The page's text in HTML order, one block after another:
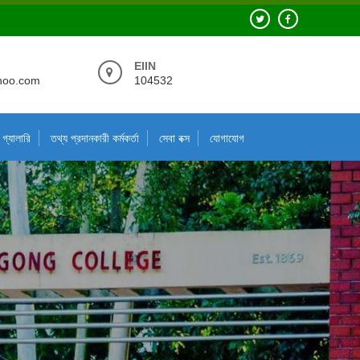
EIIN
104532
গ্যালারি তথ্য প্রদানকারী কর্মকর্তা সেবা বক্স যোগাযোগ